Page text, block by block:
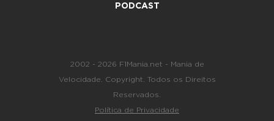
PODCAST
2002 - 2026 F1Mania.net - Mania de
Velocidade. Copyright. Todos os Direitos
Reservados.
Política de Privacidade